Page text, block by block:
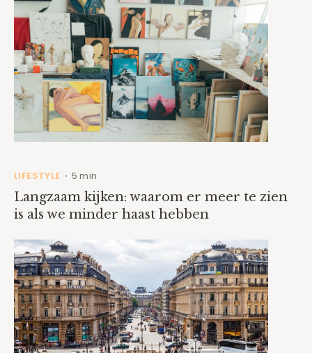
LIFESTYLE • 5 min
Langzaam kijken: waarom er meer te zien
is als we minder haast hebben